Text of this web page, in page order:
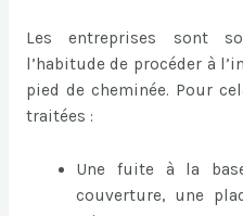
Les entreprises sont
l’habitude de procéder à
pied de cheminée. Pour
traitées :
Une fuite à la
couverture, une